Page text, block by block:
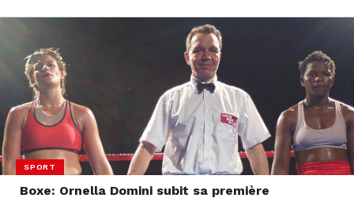
SPORT
Boxe: Ornella Domini subit sa première